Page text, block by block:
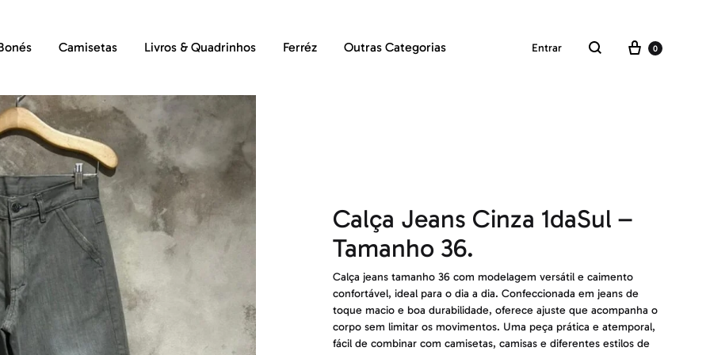
Camisetas Livros & Quadrinhos Ferréz Outras Categorias Entrar
Pesquisar
Carrinho
0
Calça Jeans Cinza 1daSul –
Tamanho 36.
Calça jeans tamanho 36 com modelagem versátil e caimento
confortável, ideal para o dia a dia. Confeccionada em jeans de
toque macio e boa durabilidade, oferece ajuste que acompanha o
corpo sem limitar os movimentos. Uma peça prática e atemporal,
fácil de combinar com camisetas, camisas e diferentes estilos de